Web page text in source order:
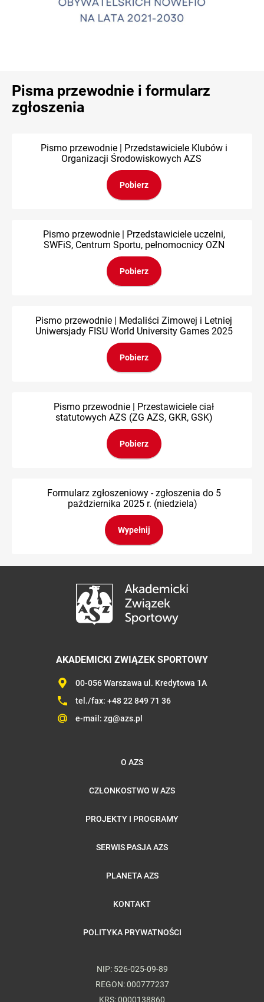
Pisma przewodnie i formularz
zgłoszenia
Pismo przewodnie | Przedstawiciele Klubów i
Organizacji Środowiskowych AZS
Pobierz
Pismo przewodnie | Przedstawiciele uczelni,
SWFiS, Centrum Sportu, pełnomocnicy OZN
Pobierz
Pismo przewodnie | Medaliści Zimowej i Letniej
Uniwersjady FISU World University Games 2025
Pobierz
Pismo przewodnie | Przestawiciele ciał
statutowych AZS (ZG AZS, GKR, GSK)
Pobierz
Formularz zgłoszeniowy - zgłoszenia do 5
października 2025 r. (niedziela)
Wypełnij
AKADEMICKI ZWIĄZEK SPORTOWY
00-056 Warszawa ul. Kredytowa 1A
tel./fax: +48 22 849 71 36
e-mail: zg@azs.pl
O AZS
CZŁONKOSTWO W AZS
PROJEKTY I PROGRAMY
SERWIS PASJA AZS
PLANETA AZS
KONTAKT
POLITYKA PRYWATNOŚCI
NIP: 526-025-09-89
REGON: 000777237
KRS: 0000138860